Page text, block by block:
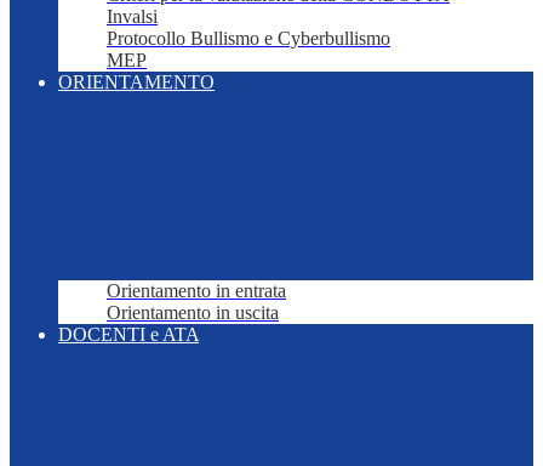
Invalsi
Protocollo Bullismo e Cyberbullismo
MEP
ORIENTAMENTO
Orientamento in entrata
Orientamento in uscita
DOCENTI e ATA